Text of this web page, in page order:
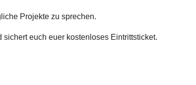
Projekte zu sprechen.
sichert euch euer kostenloses Eintrittsticket.